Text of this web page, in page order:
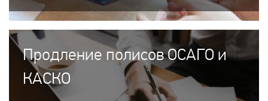
Продление полисов ОСАГО и
КАСКО